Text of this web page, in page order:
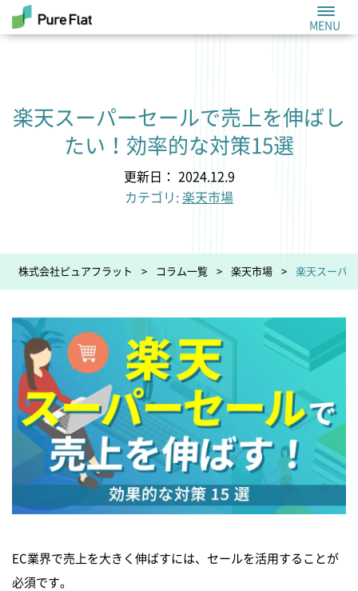
楽天スーパーセールで売上を伸ばし
たい！効率的な対策15選
更新日： 2024.12.9
カテゴリ: 楽天市場
株式会社ピュアフラット コラム一覧 楽天市場 楽天スーパ
EC業界で売上を大きく伸ばすには、セールを活用することが
必須です。